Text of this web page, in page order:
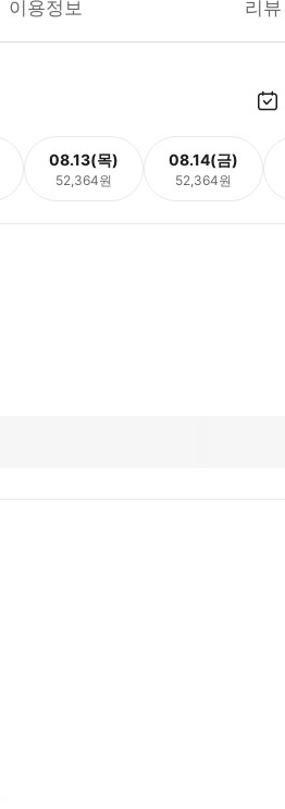
이용정보 리뷰
08.13(목)
52,364원
08.14(금)
52,364원